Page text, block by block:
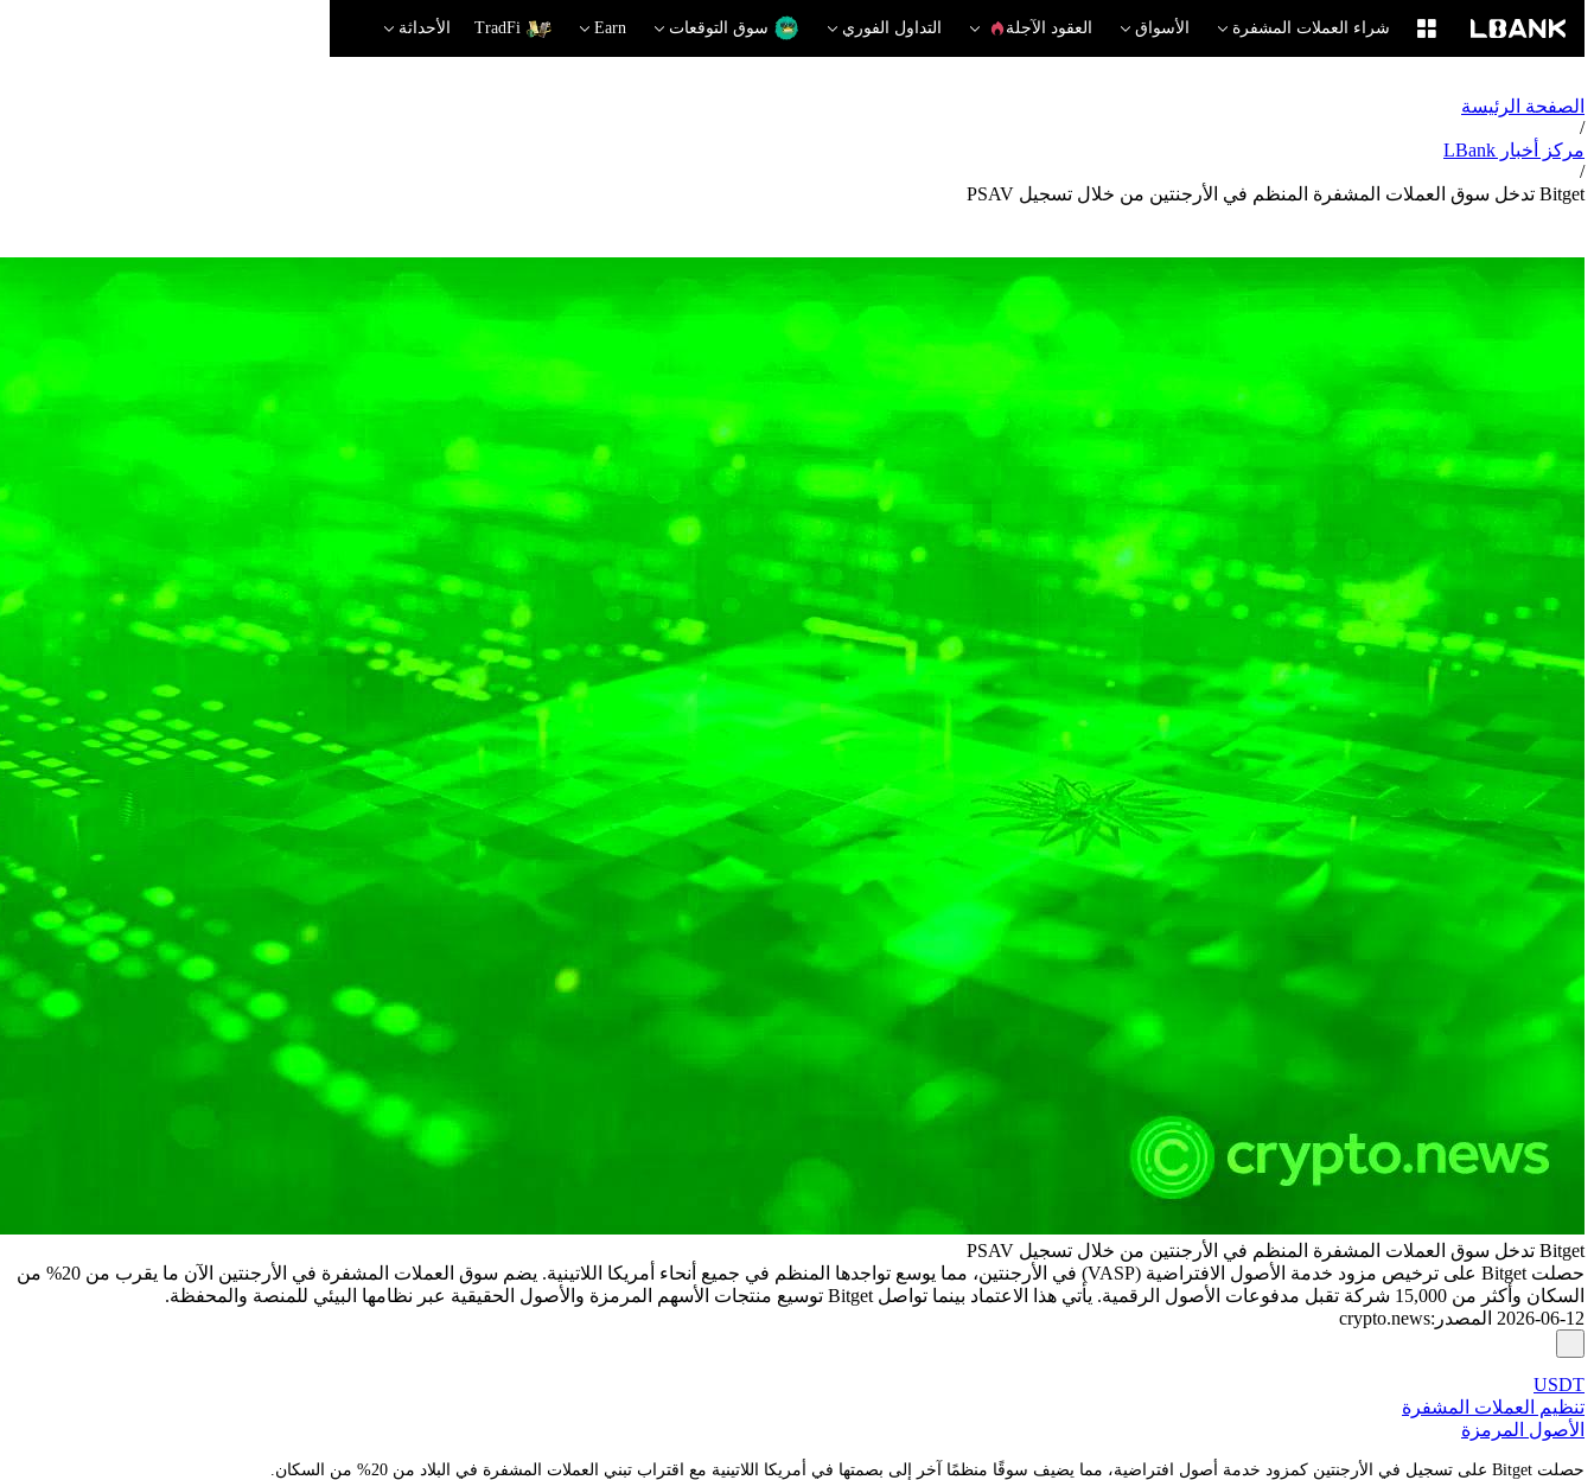
شراء العملات المشفرة الأسواق العقود الآجلة التداول الفوري سوق التوقعات Earn
TradFi الأحداثة
الصفحة الرئيسة
/
مركز أخبار LBank
/
Bitget تدخل سوق العملات المشفرة المنظم في الأرجنتين من خلال تسجيل PSAV
Bitget تدخل سوق العملات المشفرة المنظم في الأرجنتين من خلال تسجيل PSAV
حصلت Bitget على ترخيص مزود خدمة الأصول الافتراضية (VASP) في الأرجنتين، مما يوسع تواجدها المنظم في جميع أنحاء أمريكا اللاتينية. يضم سوق العملات المشفرة في الأرجنتين الآن ما يقرب من 20% من
السكان وأكثر من 15,000 شركة تقبل مدفوعات الأصول الرقمية. يأتي هذا الاعتماد بينما تواصل Bitget توسيع منتجات الأسهم المرمزة والأصول الحقيقية عبر نظامها البيئي للمنصة والمحفظة.
2026-06-12 المصدر :
crypto.news
USDT
تنظيم العملات المشفرة
الأصول المرمزة
حصلت Bitget على تسجيل في الأرجنتين كمزود خدمة أصول افتراضية، مما يضيف سوقًا منظمًا آخر إلى بصمتها في أمريكا اللاتينية مع اقتراب تبني العملات المشفرة في البلاد من 20% من السكان.